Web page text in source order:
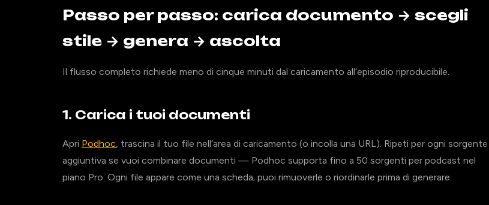
Passo per passo: carica documento → scegli
stile → genera → ascolta
Il flusso completo richiede meno di cinque minuti dal caricamento all’episodio riproducibile.
1. Carica i tuoi documenti
Apri Podhoc, trascina il tuo file nell’area di caricamento (o incolla una URL). Ripeti per ogni sorgente
aggiuntiva se vuoi combinare documenti — Podhoc supporta fino a 50 sorgenti per podcast nel
piano Pro. Ogni file appare come una scheda; puoi rimuoverle o riordinarle prima di generare.